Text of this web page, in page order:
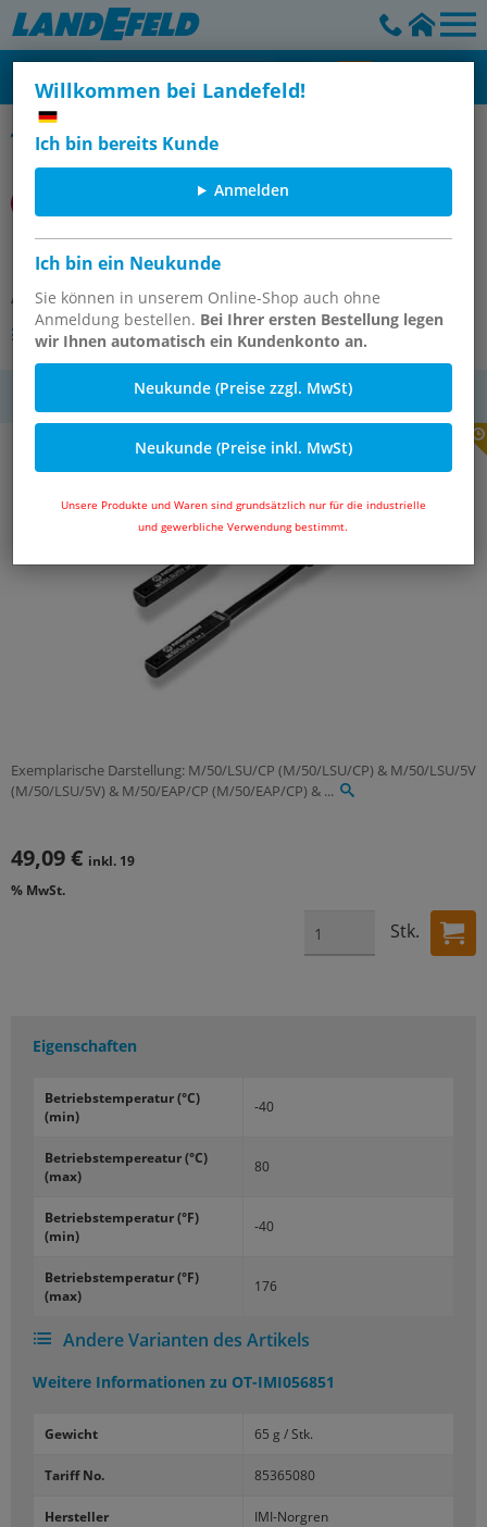
Willkommen bei Landefeld!
Ich bin bereits Kunde
Anmelden
Ich bin ein Neukunde
Sie können in unserem Online-Shop auch ohne
Anmeldung bestellen. Bei Ihrer ersten Bestellung legen
wir Ihnen automatisch ein Kundenkonto an.
Neukunde (Preise zzgl. MwSt)
Neukunde (Preise inkl. MwSt)
Unsere Produkte und Waren sind grundsätzlich nur für die industrielle
und gewerbliche Verwendung bestimmt.
Magnetschalter
M/50/EAP/5U M-Schalter
Artikelnummer: OT-IMI056851
Andere Varianten des Artikels
Exemplarische Darstellung: M/50/LSU/CP (M/50/LSU/CP) & M/50/LSU/5V
(M/50/LSU/5V) & M/50/EAP/CP (M/50/EAP/CP) & ...
49,09 € inkl. 19
% MwSt.
Stk.
Eigenschaften
Be­triebs­tem­pe­ra­tur (°C)
(min)
-40
Be­triebs­tem­pe­rea­tur (°C)
(max)
80
Be­triebs­tem­pe­ra­tur (°F)
(min)
-40
Be­triebs­tem­pe­ra­tur (°F)
(max)
176
Andere Varianten des Artikels
Weitere Informationen zu OT-IMI056851
Gewicht 65 g / Stk.
Tariff No. 85365080
Hersteller IMI-Norgren